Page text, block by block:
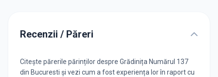
Recenzii / Păreri
Citește părerile părinților despre Grădinița Numărul 137
din Bucuresti și vezi cum a fost experiența lor în raport cu